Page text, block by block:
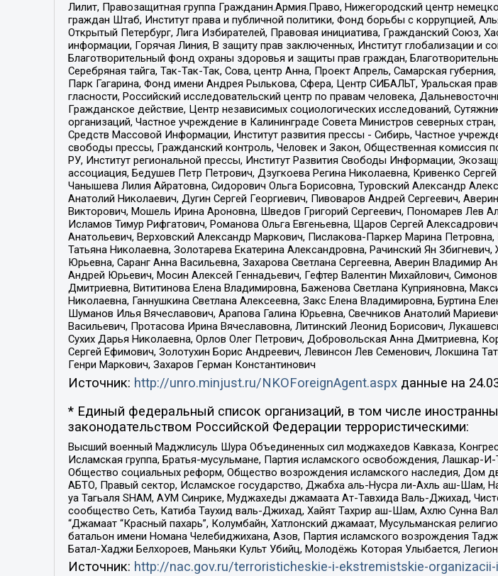
Лилит, Правозащитная группа Гражданин.Армия.Право, Нижегородский центр
граждан Штаб, Институт права и публичной политики, Фонд борьбы с коррупцией,
Открытый Петербург, Лига Избирателей, Правовая инициатива, Гражданский Союз,
информации, Горячая Линия, В защиту прав заключенных, Институт глобализации
Благотворительный фонд охраны здоровья и защиты прав граждан,
Серебряная тайга, Так-Так-Так, Сова, центр Анна, Проект Апрель, Самарская
Парк Гагарина, Фонд имени Андрея Рылькова, Сфера, Центр СИБАЛЬТ, Уральская
гласности, Российский исследовательский центр по правам человека,
Гражданское действие, Центр независимых социологических исследований,
организаций, Частное учреждение в Калининграде Совета Министров северных
Средств Массовой Информации, Институт развития прессы - Сибирь, Частное
свободы прессы, Гражданский контроль, Человек и Закон, Общественная
РУ, Институт региональной прессы, Институт Развития Свободы Информации,
ассоциация, Бедушев Петр Петрович, Дзугкоева Регина Николаевна, Кривенко
Чанышева Лилия Айратовна, Сидорович Ольга Борисовна, Туровский Александр
Анатолий Николаевич, Дугин Сергей Георгиевич, Пивоваров Андрей Сергеевич,
Викторович, Мошель Ирина Ароновна, Шведов Григорий Сергеевич, Пономарев Лев
Исламов Тимур Рифгатович, Романова Ольга Евгеньевна, Щаров Сергей
Анатольевич, Верховский Александр Маркович, Пислакова-Паркер Марина
Татьяна Николаевна, Золотарева Екатерина Александровна, Рачинский Ян
Юрьевна, Саранг Анна Васильевна, Захарова Светлана Сергеевна, Аверин
Андрей Юрьевич, Мосин Алексей Геннадьевич, Гефтер Валентин Михайлович,
Дмитриевна, Вититинова Елена Владимировна, Баженова Светлана Куприяновна,
Николаевна, Ганнушкина Светлана Алексеевна, Закс Елена Владимировна, Буртина
Шуманов Илья Вячеславович, Арапова Галина Юрьевна, Свечников Анатолий
Васильевич, Протасова Ирина Вячеславовна, Литинский Леонид Борисович,
Сухих Дарья Николаевна, Орлов Олег Петрович, Добровольская Анна Дмитриевна,
Сергей Ефимович, Золотухин Борис Андреевич, Левинсон Лев Семенович, Локшина
Генри Маркович, Захаров Герман Константинович
Источник: http://unro.minjust.ru/NKOForeignAgent.aspxданные на
* Единый федеральный список организаций, в том числе
законодательством Российской Федерации террористическими:
Высший военный Маджлисуль Шура Объединенных сил моджахедов Кавказа,
Исламская группа, Братья-мусульмане, Партия исламского освобождения, Лашкар-
Общество социальных реформ, Общество возрождения исламского наследия, Дом
АБТО, Правый сектор, Исламское государство, Джабха аль-Нусра ли-Ахль аш-Шам,
уа Тагьаля SHAM, АУМ Синрике, Муджахеды джамаата Ат-Тавхида Валь-Джихад,
сообщество Сеть, Катиба Таухид валь-Джихад, Хайят Тахрир аш-Шам, Ахлю Сунна
“Джамаат “Красный пахарь”, Колумбайн, Хатлонский джамаат, Мусульманская
батальон имени Номана Челебиджихана, Азов, Партия исламского возрождения
Батал-Хаджи Белхороев, Маньяки Культ Убийц, Молодёжь Которая Улыбается,
Источник: http://nac.gov.ru/terroristicheskie-i-ekstremistskie-